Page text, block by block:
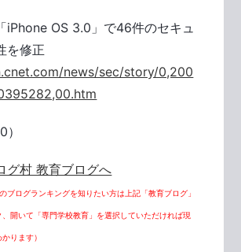
iPhone OS 3.0」で46件のセキュ
を修正
news/sec/story/0,200
ブログランキングを知りたい方は上記「教育ブログ」
開いて「専門学校教育」を選択していただければ現
ります）